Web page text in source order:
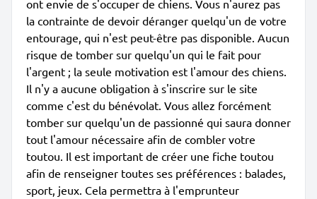
ont envie de s'occuper de chiens. Vous n'aurez pas
la contrainte de devoir déranger quelqu'un de votre
entourage, qui n'est peut-être pas disponible. Aucun
risque de tomber sur quelqu'un qui le fait pour
l'argent ; la seule motivation est l'amour des chiens.
Il n'y a aucune obligation à s'inscrire sur le site
comme c'est du bénévolat. Vous allez forcément
tomber sur quelqu'un de passionné qui saura donner
tout l'amour nécessaire afin de combler votre
toutou. Il est important de créer une fiche toutou
afin de renseigner toutes ses préférences : balades,
sport, jeux. Cela permettra à l'emprunteur